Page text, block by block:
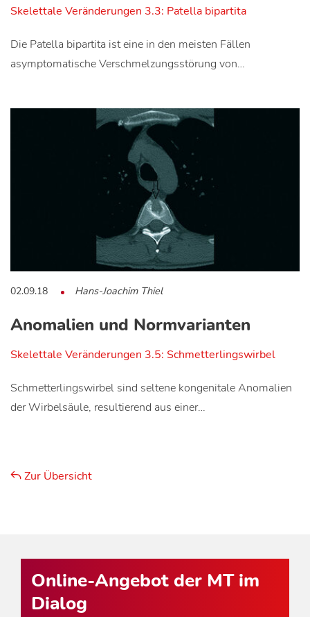
Skelettale Veränderungen 3.3: Patella bipartita
Die Patella bipartita ist eine in den meisten Fällen
asymptomatische Verschmelzungsstörung von…
02.09.18 Hans-Joachim Thiel
Anomalien und Normvarianten
Skelettale Veränderungen 3.5: Schmetterlingswirbel
Schmetterlingswirbel sind seltene kongenitale Anomalien
der Wirbelsäule, resultierend aus einer…
Zur Übersicht
Online-Angebot der MT im
Dialog